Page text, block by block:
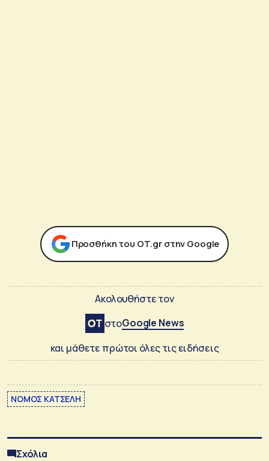
Προσθήκη του ΟΤ.gr στην Google
Ακολουθήστε τον
στοGoogle News
και μάθετε πρώτοι όλες τις ειδήσεις
ΝΟΜΟΣ ΚΑΤΣΕΛΗ
Σχόλια